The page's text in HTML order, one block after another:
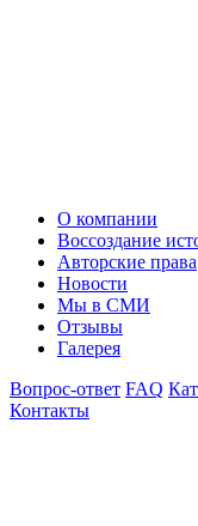
О компании
Воссоздание
Авторские права
Новости
Мы в СМИ
Отзывы
Галерея
Вопрос-ответ FAQ
Контакты